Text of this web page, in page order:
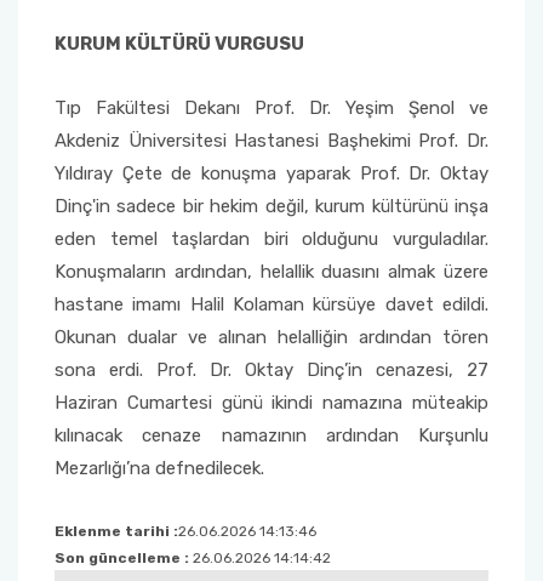
KURUM KÜLTÜRÜ VURGUSU
Tıp Fakültesi Dekanı Prof. Dr. Yeşim Şenol ve
Akdeniz Üniversitesi Hastanesi Başhekimi Prof. Dr.
Yıldıray Çete de konuşma yaparak Prof. Dr. Oktay
Dinç'in sadece bir hekim değil, kurum kültürünü inşa
eden temel taşlardan biri olduğunu vurguladılar.
Konuşmaların ardından, helallik duasını almak üzere
hastane imamı Halil Kolaman kürsüye davet edildi.
Okunan dualar ve alınan helalliğin ardından tören
sona erdi. Prof. Dr. Oktay Dinç’in cenazesi, 27
Haziran Cumartesi günü ikindi namazına müteakip
kılınacak cenaze namazının ardından Kurşunlu
Mezarlığı’na defnedilecek.
Eklenme tarihi :26.06.2026 14:13:46
Son güncelleme : 26.06.2026 14:14:42
Spor Bilimleri Fakültesi
Su Ürünleri Fakültesi
Tıp Fakültesi
Turizm Fakültesi
Uygulamalı Bilimler Fakültesi